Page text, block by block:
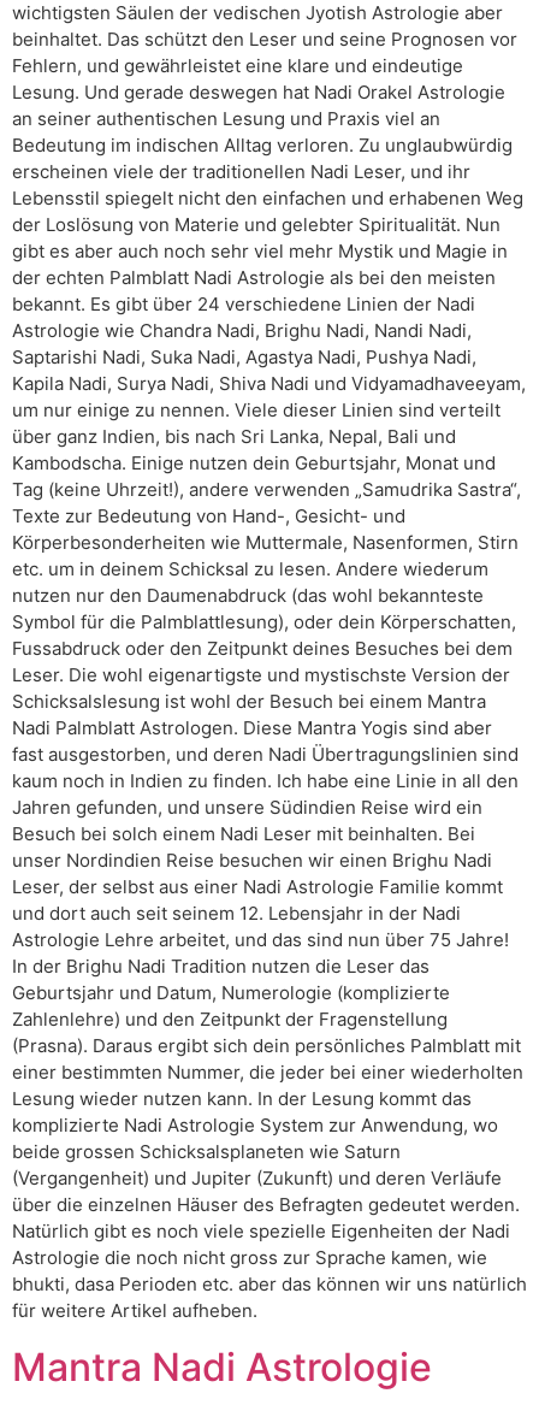
wichtigsten Säulen der vedischen Jyotish Astrologie aber
beinhaltet. Das schützt den Leser und seine Prognosen vor
Fehlern, und gewährleistet eine klare und eindeutige
Lesung. Und gerade deswegen hat Nadi Orakel Astrologie
an seiner authentischen Lesung und Praxis viel an
Bedeutung im indischen Alltag verloren. Zu unglaubwürdig
erscheinen viele der traditionellen Nadi Leser, und ihr
Lebensstil spiegelt nicht den einfachen und erhabenen Weg
der Loslösung von Materie und gelebter Spiritualität. Nun
gibt es aber auch noch sehr viel mehr Mystik und Magie in
der echten Palmblatt Nadi Astrologie als bei den meisten
bekannt. Es gibt über 24 verschiedene Linien der Nadi
Astrologie wie Chandra Nadi, Brighu Nadi, Nandi Nadi,
Saptarishi Nadi, Suka Nadi, Agastya Nadi, Pushya Nadi,
Kapila Nadi, Surya Nadi, Shiva Nadi und Vidyamadhaveeyam,
um nur einige zu nennen. Viele dieser Linien sind verteilt
über ganz Indien, bis nach Sri Lanka, Nepal, Bali und
Kambodscha. Einige nutzen dein Geburtsjahr, Monat und
Tag (keine Uhrzeit!), andere verwenden „Samudrika Sastra“,
Texte zur Bedeutung von Hand-, Gesicht- und
Körperbesonderheiten wie Muttermale, Nasenformen, Stirn
etc. um in deinem Schicksal zu lesen. Andere wiederum
nutzen nur den Daumenabdruck (das wohl bekannteste
Symbol für die Palmblattlesung), oder dein Körperschatten,
Fussabdruck oder den Zeitpunkt deines Besuches bei dem
Leser. Die wohl eigenartigste und mystischste Version der
Schicksalslesung ist wohl der Besuch bei einem Mantra
Nadi Palmblatt Astrologen. Diese Mantra Yogis sind aber
fast ausgestorben, und deren Nadi Übertragungslinien sind
kaum noch in Indien zu finden. Ich habe eine Linie in all den
Jahren gefunden, und unsere Südindien Reise wird ein
Besuch bei solch einem Nadi Leser mit beinhalten. Bei
unser Nordindien Reise besuchen wir einen Brighu Nadi
Leser, der selbst aus einer Nadi Astrologie Familie kommt
und dort auch seit seinem 12. Lebensjahr in der Nadi
Astrologie Lehre arbeitet, und das sind nun über 75 Jahre!
In der Brighu Nadi Tradition nutzen die Leser das
Geburtsjahr und Datum, Numerologie (komplizierte
Zahlenlehre) und den Zeitpunkt der Fragenstellung
(Prasna). Daraus ergibt sich dein persönliches Palmblatt mit
einer bestimmten Nummer, die jeder bei einer wiederholten
Lesung wieder nutzen kann. In der Lesung kommt das
komplizierte Nadi Astrologie System zur Anwendung, wo
beide grossen Schicksalsplaneten wie Saturn
(Vergangenheit) und Jupiter (Zukunft) und deren Verläufe
über die einzelnen Häuser des Befragten gedeutet werden.
Natürlich gibt es noch viele spezielle Eigenheiten der Nadi
Astrologie die noch nicht gross zur Sprache kamen, wie
bhukti, dasa Perioden etc. aber das können wir uns natürlich
für weitere Artikel aufheben.
Mantra Nadi Astrologie